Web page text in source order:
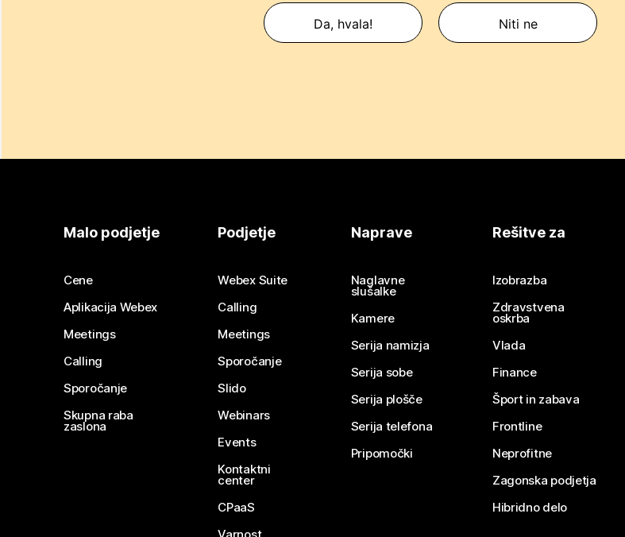
Da, hvala! Niti ne
Malo podjetje
Cene
Aplikacija Webex
Meetings
Calling
Sporočanje
Skupna raba
zaslona
Podjetje
Webex Suite
Calling
Meetings
Sporočanje
Slido
Webinars
Events
Kontaktni
center
CPaaS
Naprave
Naglavne
slušalke
Kamere
Serija namizja
Serija sobe
Serija plošče
Serija telefona
Pripomočki
Rešitve za
Izobrazba
Zdravstvena
oskrba
Vlada
Finance
Šport in zabava
Frontline
Neprofitne
Zagonska podjetja
Hibridno delo